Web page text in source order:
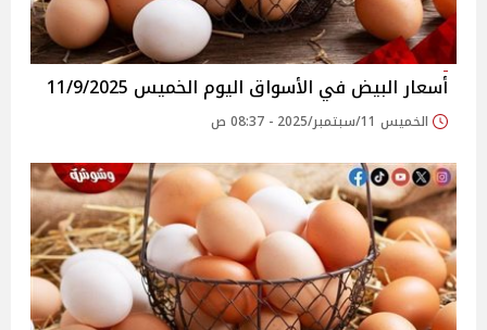
أسعار البيض في الأسواق‎‎ اليوم الخميس 11/9/2025
الخميس 11/سبتمبر/2025 - 08:37 ص